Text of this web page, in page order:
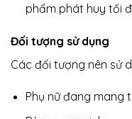
phẩm phát huy tối
Đối tượng sử dụng
Các đối tượng nên sử
Phụ nữ đang mang